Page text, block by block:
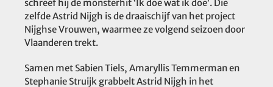
schreef hij de monsterhit ‘Ik doe wat ik doe’. Die
zelfde Astrid Nijgh is de draaischijf van het project
Nijghse Vrouwen, waarmee ze volgend seizoen door
Vlaanderen trekt.
Samen met Sabien Tiels, Amaryllis Temmerman en
Stephanie Struijk grabbelt Astrid Nijgh in het